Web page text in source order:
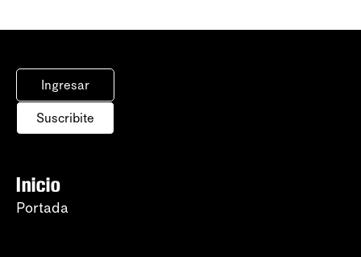
Ingresar
Suscribite
Inicio
Portada